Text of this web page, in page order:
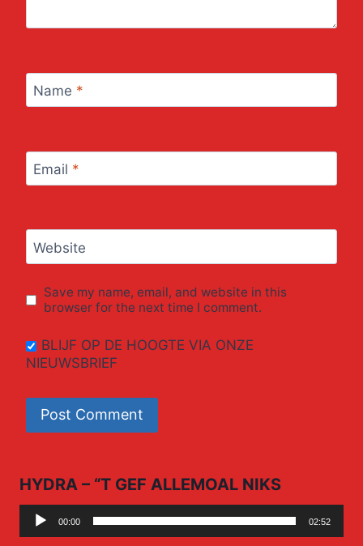
Name *
Email *
Website
Save my name, email, and website in this
browser for the next time I comment.
BLIJF OP DE HOOGTE VIA ONZE
NIEUWSBRIEF
HYDRA – “T GEF ALLEMOAL NIKS
Audio
Player
00:00 02:52